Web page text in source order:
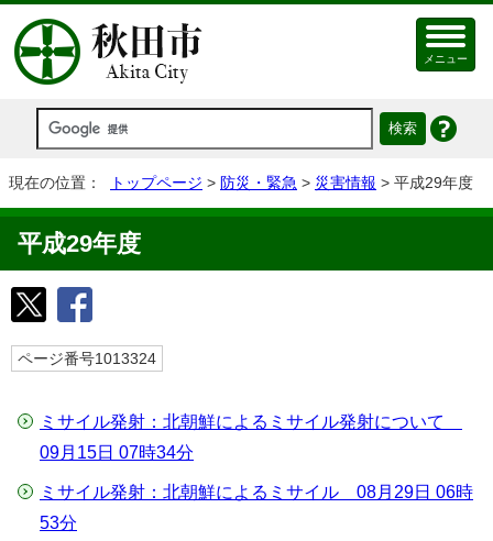
メニュー
現在の位置： トップページ > 防災・緊急 > 災害情報 > 平成29年度
平成29年度
ページ番号1013324
ミサイル発射：北朝鮮によるミサイル発射について
09月15日 07時34分
ミサイル発射：北朝鮮によるミサイル 08月29日 06時
53分